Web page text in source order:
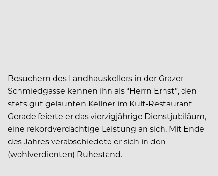
Besuchern des Landhauskellers in der Grazer
Schmiedgasse kennen ihn als “Herrn Ernst”, den
stets gut gelaunten Kellner im Kult-Restaurant.
Gerade feierte er das vierzigjährige Dienstjubiläum,
eine rekordverdächtige Leistung an sich. Mit Ende
des Jahres verabschiedete er sich in den
(wohlverdienten) Ruhestand.